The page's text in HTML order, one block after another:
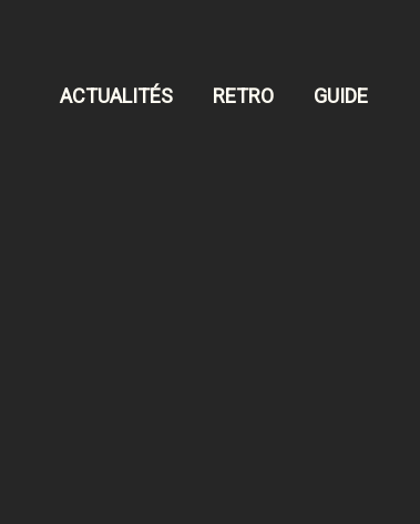
ACTUALITÉS RETRO GUIDE